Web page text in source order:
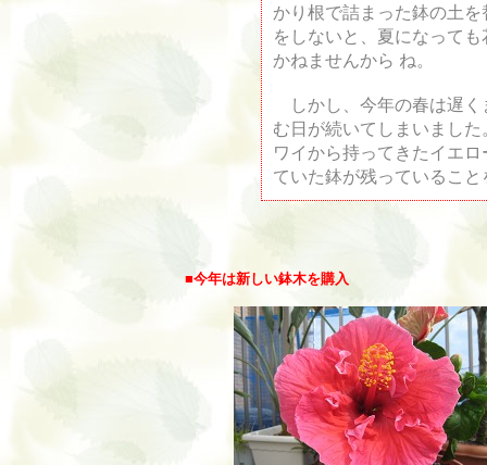
かり根で詰まった鉢の土
をしないと、夏になって
かねませんから ね。
しかし、今年の春は遅く
む日が続いてしまいまし
ワイから持ってきたイエ
ていた鉢が残っているこ
■今年は新しい鉢木を購入